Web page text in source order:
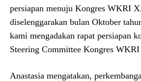
persiapan menuju Kongres WKRI
diselenggarakan bulan Oktober
kami mengadakan rapat persiapan
Steering Committee Kongres WKRI
Anastasia mengatakan,